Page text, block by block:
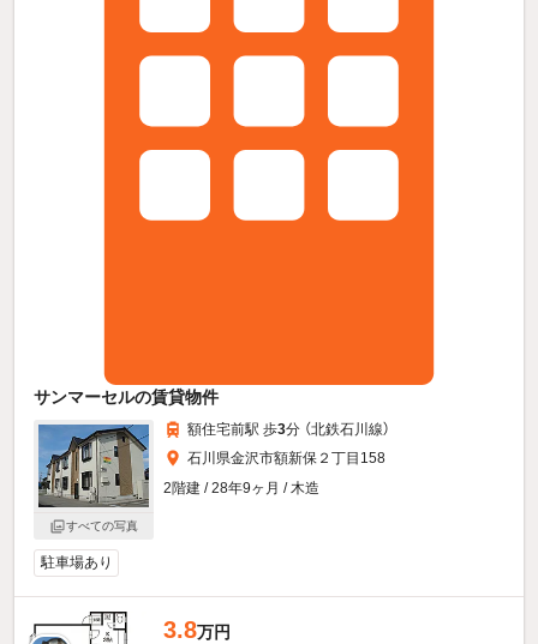
サンマーセルの賃貸物件
すべての写真
額住宅前駅 歩3分 （北鉄石川線）
石川県金沢市額新保２丁目158
2階建 / 28年9ヶ月 / 木造
駐車場あり
3.8万円